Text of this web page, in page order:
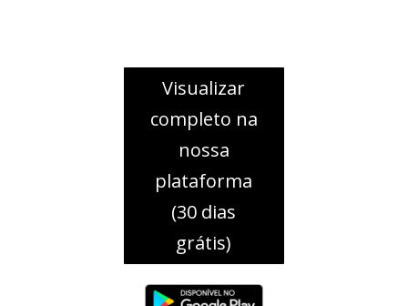
Visualizar
completo na
nossa
plataforma
(30 dias
grátis)